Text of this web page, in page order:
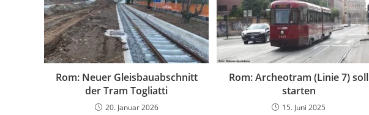
Rom: Neuer Gleisbauabschnitt
der Tram Togliatti
20. Januar 2026
Rom: Archeotram (Linie 7) soll
starten
15. Juni 2025